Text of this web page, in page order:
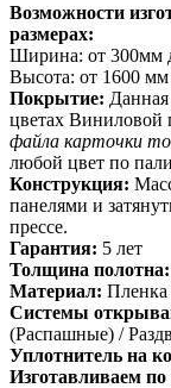
Возможности
размерах:
Ширина: от 300мм
Высота: от 1600
Покрытие:
цветах Виниловой
файла карточки
любой цвет по
Конструкция:
панелями и
прессе.
Гарантия: 5 лет
Толщина полотна:
Материал:
Системы
(Распашные) /
Уплотнитель на
Изготавливаем